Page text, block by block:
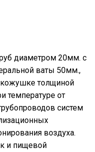
диаметром 20мм. с
ваты 50мм.,
толщиной
температуре от
систем
воздуха.
и пищевой